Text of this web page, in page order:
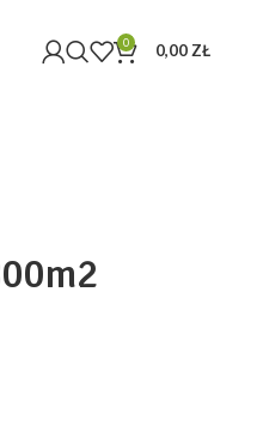
0 0,00 ZŁ